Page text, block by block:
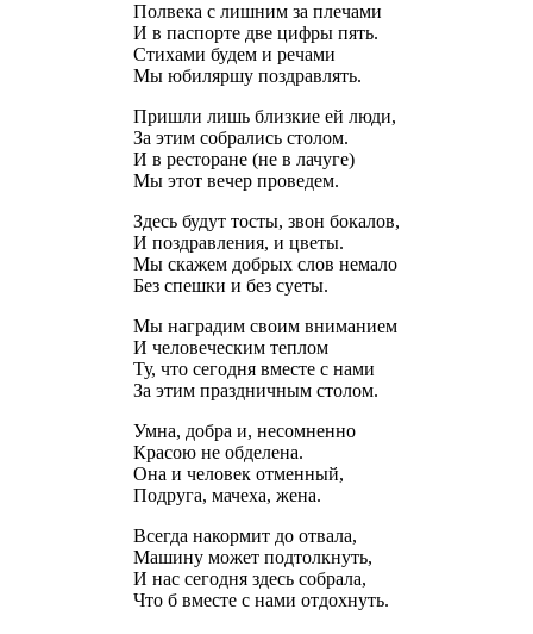
Полвека с лишним за плечами
И в паспорте две цифры пять.
Стихами будем и речами
Мы юбиляршу поздравлять.
Пришли лишь близкие ей люди,
За этим собрались столом.
И в ресторане (не в лачуге)
Мы этот вечер проведем.
Здесь будут тосты, звон бокалов,
И поздравления, и цветы.
Мы скажем добрых слов немало
Без спешки и без суеты.
Мы наградим своим вниманием
И человеческим теплом
Ту, что сегодня вместе с нами
За этим праздничным столом.
Умна, добра и, несомненно
Красою не обделена.
Она и человек отменный,
Подруга, мачеха, жена.
Всегда накормит до отвала,
Машину может подтолкнуть,
И нас сегодня здесь собрала,
Что б вместе с нами отдохнуть.